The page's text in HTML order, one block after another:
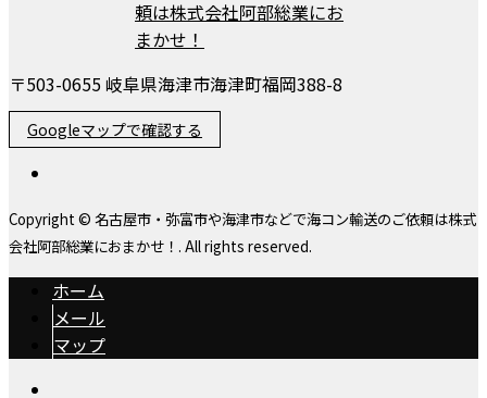
〒503-0655 岐阜県海津市海津町福岡388-8
Googleマップで確認する
Copyright © 名古屋市・弥富市や海津市などで海コン輸送のご依頼は株式
会社阿部総業におまかせ！. All rights reserved.
ホーム
メール
マップ